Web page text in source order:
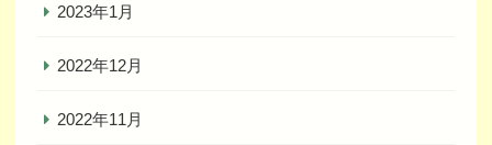
2023年1月
2022年12月
2022年11月